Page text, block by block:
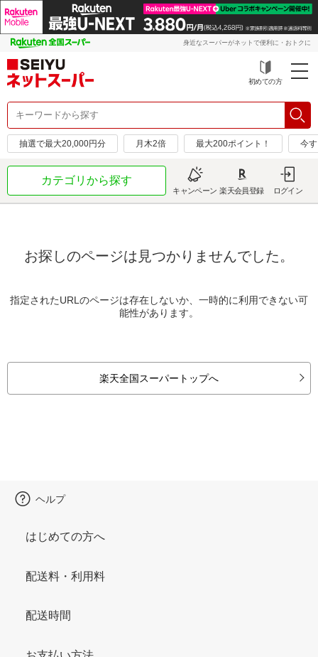
身近なスーパーがネットで便利に・おトクに
初めての方
抽選で最大20,000円分 月木2倍 最大200ポイント！ 今
カテゴリから探す
キャンペーン 楽天会員登録 ログイン
お探しのページは見つかりませんでした。
指定されたURLのページは存在しないか、一時的に利用できない可
能性があります。
楽天全国スーパートップへ
ヘルプ
はじめての方へ
配送料・利用料
配送時間